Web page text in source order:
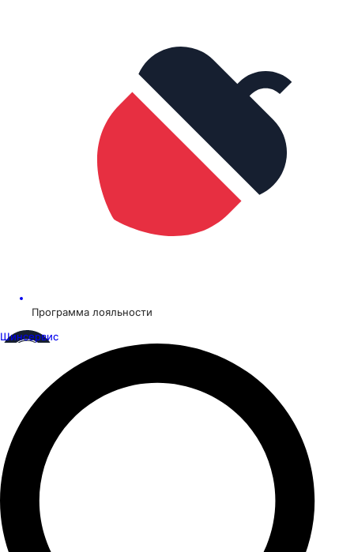
Программа лояльности
Шинсервис